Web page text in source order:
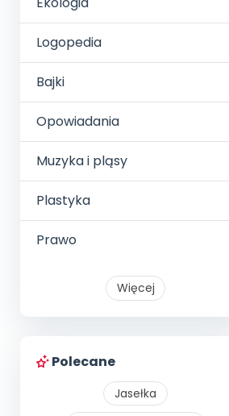
Logopedia
Bajki
Opowiadania
Muzyka i pląsy
Plastyka
Prawo
Więcej
Polecane
Jasełka